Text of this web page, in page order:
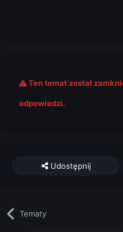
Ten temat został
odpowiedzi.
Udostępnij
Tematy